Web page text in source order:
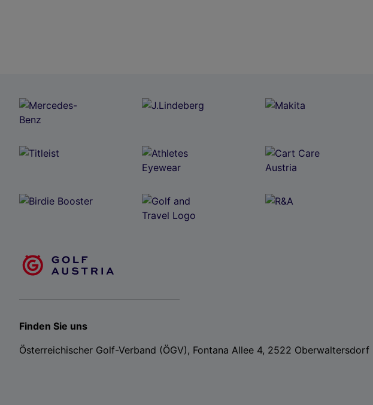
Finden Sie uns
Österreichischer Golf-Verband (ÖGV), Fontana Allee 4, 2522 Oberwaltersdorf